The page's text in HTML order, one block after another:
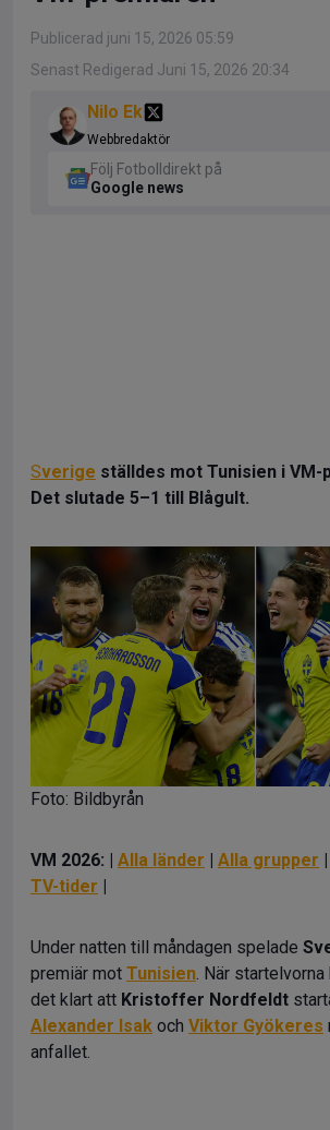
Publicerad juni 15, 2026 05:59
Senast Redigerad Juni 15, 2026 20:34
Nilo Ek
Webbredaktör
Följ Fotbolldirekt på
Google news
Sverige ställdes mot Tunisien i VM-
Det slutade 5–1 till Blågult.
Foto: Bildbyrån
VM 2026: | Alla länder | Alla grupper |
TV-tider |
Under natten till måndagen spelade
premiär mot Tunisien. När
det klart att Kristoffer Nordfeldt
Alexander Isak och Viktor Gyökeres
anfallet.